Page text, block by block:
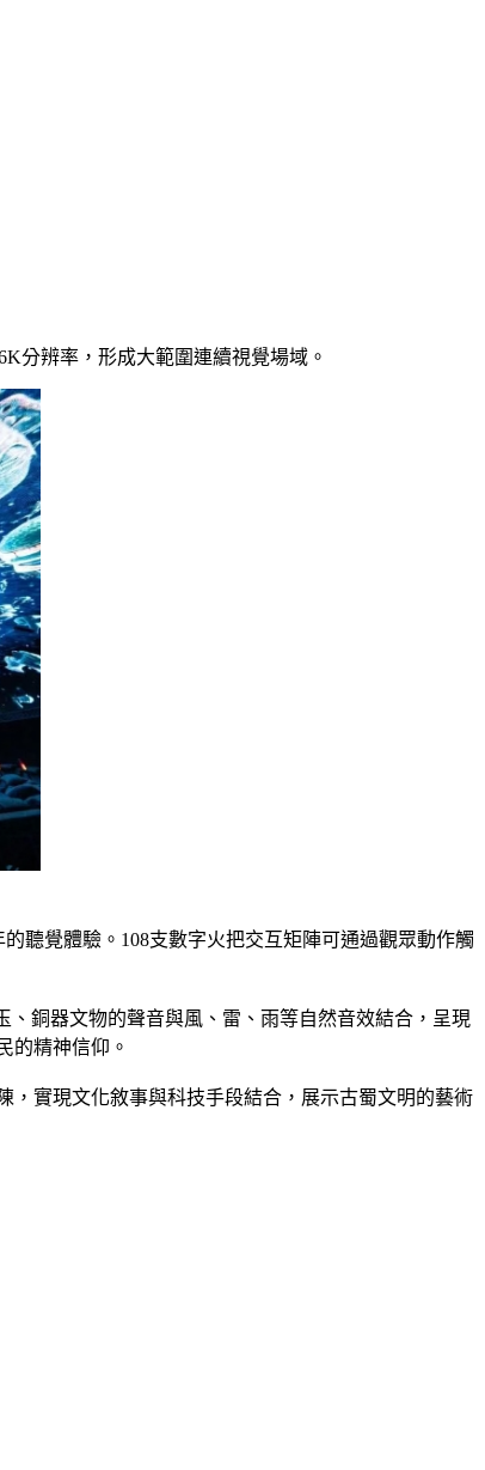
分辨率，形成大範圍連續視覺場域。
聽覺體驗。108支數字火把交互矩陣可通過觀眾動作觸
銅器文物的聲音與風、雷、雨等自然音效結合，呈現
的精神信仰。
，實現文化敘事與科技手段結合，展示古蜀文明的藝術